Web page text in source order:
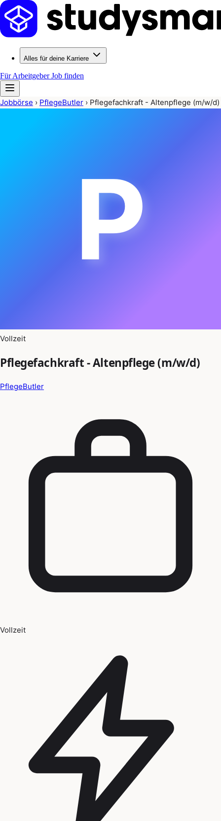
Alles für deine Karriere
Für ArbeitgeberJob finden
Jobbörse › PflegeButler › Pflegefachkraft - Altenpflege (m/w/d)
P
Vollzeit
Pflegefachkraft - Altenpflege (m/w/d)
PflegeButler
Vollzeit